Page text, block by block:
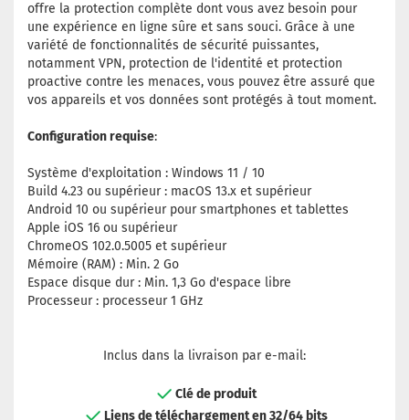
offre la protection complète dont vous avez besoin pour
une expérience en ligne sûre et sans souci. Grâce à une
variété de fonctionnalités de sécurité puissantes,
notamment VPN, protection de l'identité et protection
proactive contre les menaces, vous pouvez être assuré que
vos appareils et vos données sont protégés à tout moment.
Configuration requise:
Système d'exploitation : Windows 11 / 10
Build 4.23 ou supérieur : macOS 13.x et supérieur
Android 10 ou supérieur pour smartphones et tablettes
Apple iOS 16 ou supérieur
ChromeOS 102.0.5005 et supérieur
Mémoire (RAM) : Min. 2 Go
Espace disque dur : Min. 1,3 Go d'espace libre
Processeur : processeur 1 GHz
Inclus dans la livraison par e-mail:
Clé de produit
Liens de téléchargement en 32/64 bits